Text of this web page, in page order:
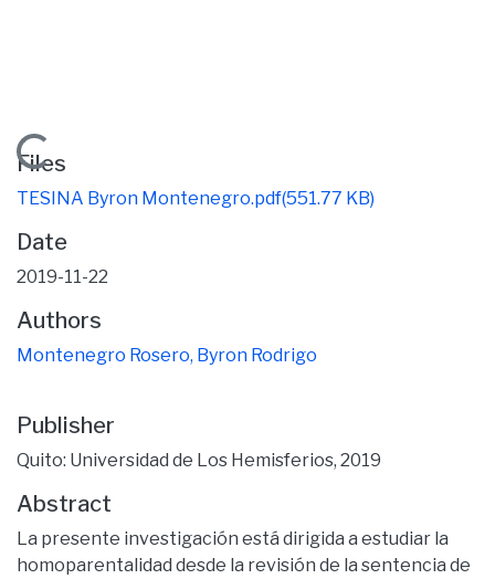
Loading...
Files
TESINA Byron Montenegro.pdf(551.77 KB)
Date
2019-11-22
Authors
Montenegro Rosero, Byron Rodrigo
Publisher
Quito: Universidad de Los Hemisferios, 2019
Abstract
La presente investigación está dirigida a estudiar la
homoparentalidad desde la revisión de la sentencia de